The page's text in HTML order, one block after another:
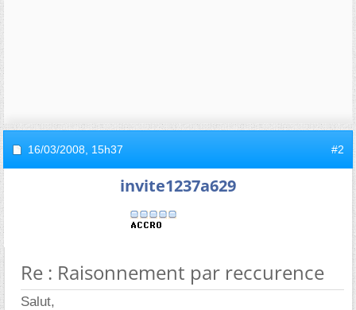
16/03/2008, 15h37 #2
invite1237a629
Re : Raisonnement par reccurence
Salut,